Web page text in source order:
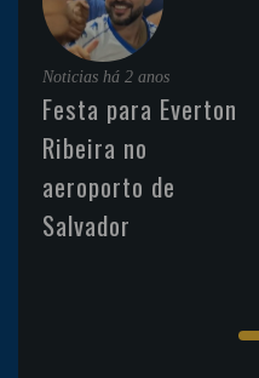
Noticias há 2 anos
Festa para Everton
Ribeira no
aeroporto de
Salvador